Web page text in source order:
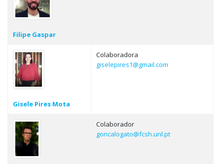
Filipe Gaspar
Gisele Pires Mota
Colaboradora
giselepires1@gmail.com
Colaborador
goncalogato@fcsh.unl.pt